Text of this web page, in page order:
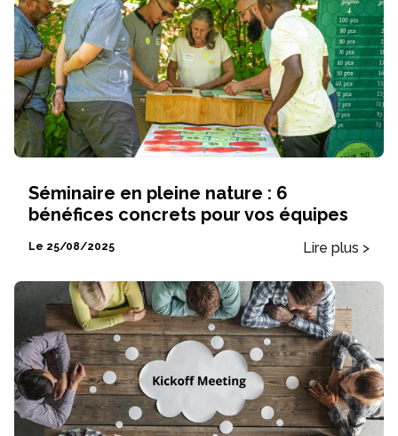
Séminaire en pleine nature : 6
bénéfices concrets pour vos équipes
Le 25/08/2025 Lire plus >